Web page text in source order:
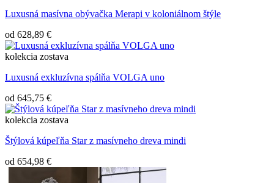
Luxusná masívna obývačka Merapi v koloniálnom štýle
od 628,89 €
kolekcia zostava
Luxusná exkluzívna spálňa VOLGA uno
od 645,75 €
kolekcia zostava
Štýlová kúpeľňa Star z masívneho dreva mindi
od 654,98 €